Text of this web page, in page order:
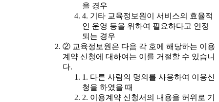
을 경우
4. 기타 교육정보원이 서비스의 효율적
인 운영 등을 위하여 필요하다고 인정
되는 경우
② 교육정보원은 다음 각 호에 해당하는 이용
계약 신청에 대하여는 이를 거절할 수 있습니
다.
1. 다른 사람의 명의를 사용하여 이용신
청을 하였을 때
2. 이용계약 신청서의 내용을 허위로 기